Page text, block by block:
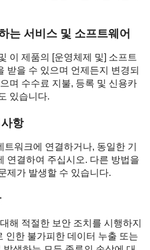
는 서비스 및 소프트웨어
이 제품의 [운영체제 및] 소프트
받을 수 있으며 언제든지 변경되
며 수수료 지불, 등록 및 신용카
있습니다.
항
워크에 연결하거나, 동일한 기
연결하여 주십시오. 다른 방법을
제가 발생할 수 있습니다.
해 적절한 보안 조치를 시행하지
인한 불가피한 데이터 누출 또는